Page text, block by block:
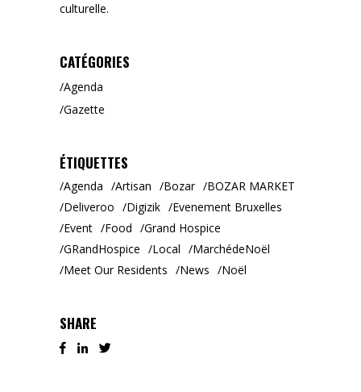
culturelle.
CATÉGORIES
Agenda
Gazette
ÉTIQUETTES
Agenda Artisan Bozar
BOZAR MARKET
Deliveroo
Digizik
Evenement Bruxelles
Event
Food
Grand Hospice
GRandHospice
Local
MarchédeNoël
Meet Our Residents
News Noël
SHARE